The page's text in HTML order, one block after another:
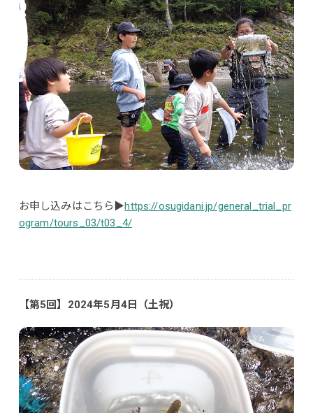
お申し込みはこちら▶https://osugidani.jp/general_trial_pr
ogram/tours_03/t03_4/
【第5回】2024年5月4日（土祝）